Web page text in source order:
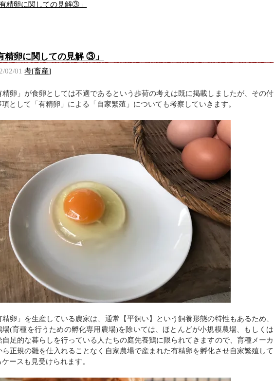
有精卵に関しての見解③」
精卵に関しての見解 ③」
02/01考[畜産]
精卵」が食卵としては不適であるという歩荷の考えは既に掲載しましたが、その付
項として「有精卵」による「自家繁殖」についても考察していきます。
精卵」を生産している農家は、通常【平飼い】という飼養形態の特性もあるため、
場(育種を行うための孵化専用農場)を除いては、ほとんどが小規模農場、もしくは
自足的な暮らしを行っている人たちの庭先養鶏に限られてきますので、育種メーカ
ら正規の雛を仕入れることなく自家農場で産まれた有精卵を孵化させ自家繁殖して
ケースも見受けられます。